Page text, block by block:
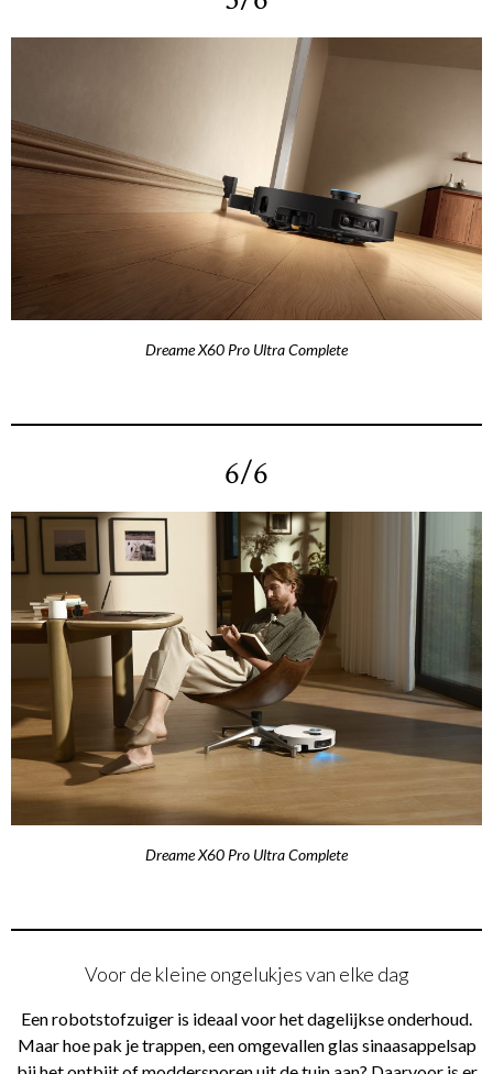
Dreame X60 Pro Ultra Complete
6/6
Dreame X60 Pro Ultra Complete
Voor de kleine ongelukjes van elke dag
Een robotstofzuiger is ideaal voor het dagelijkse onderhoud.
Maar hoe pak je trappen, een omgevallen glas sinaasappelsap